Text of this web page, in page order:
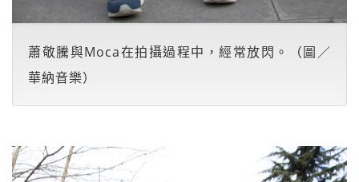
蕭敬騰與Moca在拍攝過程中，經常放閃。（圖／
華納音樂）